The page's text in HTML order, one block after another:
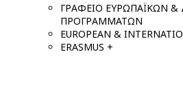
ΓΡΑΦΕΙΟ ΕΥΡΩΠΑΪΚΩΝ
ΠΡΟΓΡΑΜΜΑΤΩΝ
EUROPEAN &
ERASMUS +